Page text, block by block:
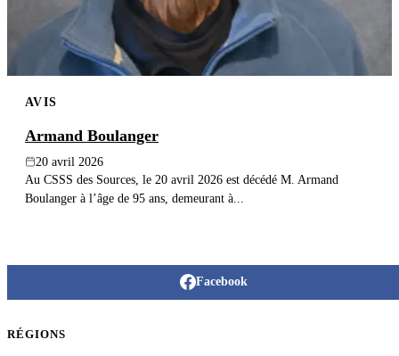
AVIS
Armand Boulanger
20 avril 2026
Au CSSS des Sources, le 20 avril 2026 est décédé M. Armand
Boulanger à l’âge de 95 ans, demeurant à...
Facebook
RÉGIONS